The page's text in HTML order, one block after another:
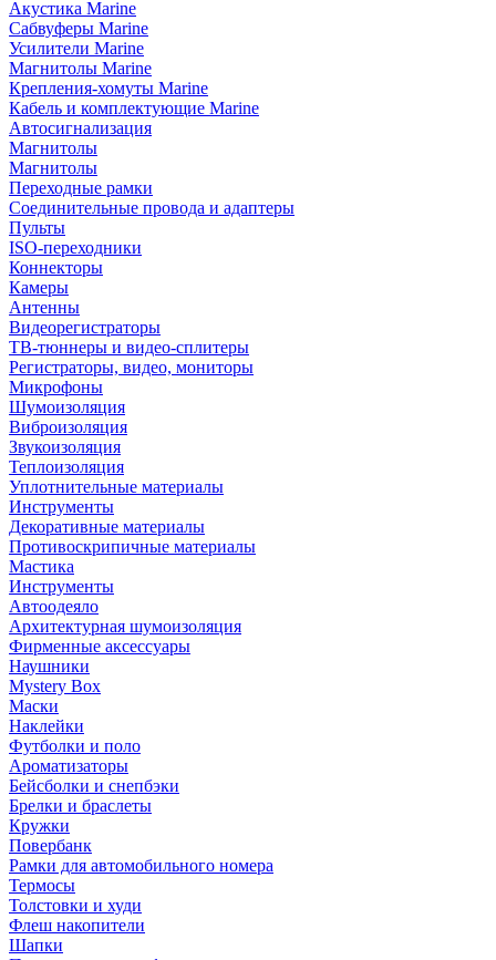
Акустика Marine
Сабвуферы Marine
Усилители Marine
Магнитолы Marine
Крепления-хомуты Marine
Кабель и комплектующие Marine
Автосигнализация
Магнитолы
Магнитолы
Переходные рамки
Соединительные провода и адаптеры
Пульты
ISO-переходники
Коннекторы
Камеры
Антенны
Видеорегистраторы
ТВ-тюннеры и видео-сплитеры
Регистраторы, видео, мониторы
Микрофоны
Шумоизоляция
Виброизоляция
Звукоизоляция
Теплоизоляция
Уплотнительные материалы
Инструменты
Декоративные материалы
Противоскрипичные материалы
Мастика
Инструменты
Автоодеяло
Архитектурная шумоизоляция
Фирменные аксессуары
Наушники
Mystery Box
Маски
Наклейки
Футболки и поло
Ароматизаторы
Бейсболки и снепбэки
Брелки и браслеты
Кружки
Повербанк
Рамки для автомобильного номера
Термосы
Толстовки и худи
Флеш накопители
Шапки